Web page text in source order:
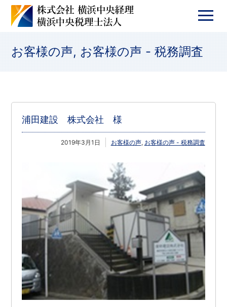
お客様の声, お客様の声 - 税務調査
浦田建設 株式会社 様
2019年3月1日 お客様の声, お客様の声 - 税務調査